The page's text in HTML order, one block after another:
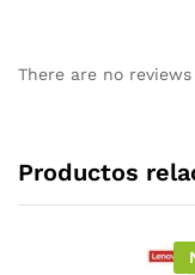
There are no reviews
Productos